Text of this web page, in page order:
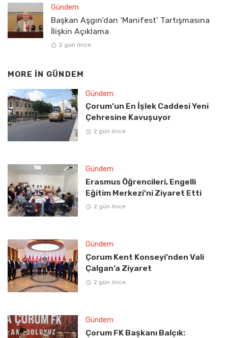
Gündem
Başkan Aşgın’dan ‘Manifest’ Tartışmasına
İlişkin Açıklama
2 gün önce
MORE IN GÜNDEM
Gündem
Çorum’un En İşlek Caddesi Yeni
Çehresine Kavuşuyor
2 gün önce
Gündem
Erasmus Öğrencileri, Engelli
Eğitim Merkezi’ni Ziyaret Etti
2 gün önce
Gündem
Çorum Kent Konseyi’nden Vali
Çalgan’a Ziyaret
2 gün önce
Gündem
Çorum FK Başkanı Balçık: